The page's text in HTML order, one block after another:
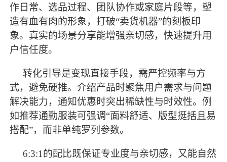
作日常、选品过程、团队协作或家庭片段等，塑
造有血有肉的形象，打破“卖货机器”的刻板印
象。真实的场景分享能增强亲切感，快速提升用
户信任度。
转化引导是变现直接手段，需严控频率与方
式，避免硬推。介绍产品时聚焦用户需求与问题
解决能力，通知优惠时突出稀缺性与时效性。例
如推荐通勤服装可强调“面料舒适、版型挺括且易
搭配”，而非单纯罗列参数。
6:3:1的配比既保证专业度与亲切感，又能自然